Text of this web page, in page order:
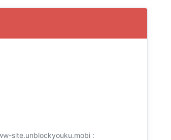
site.unblockyouku.mobi :